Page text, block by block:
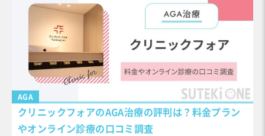
AGA
クリニックフォアのAGA治療の評判は？料金プラン
やオンライン診療の口コミ調査